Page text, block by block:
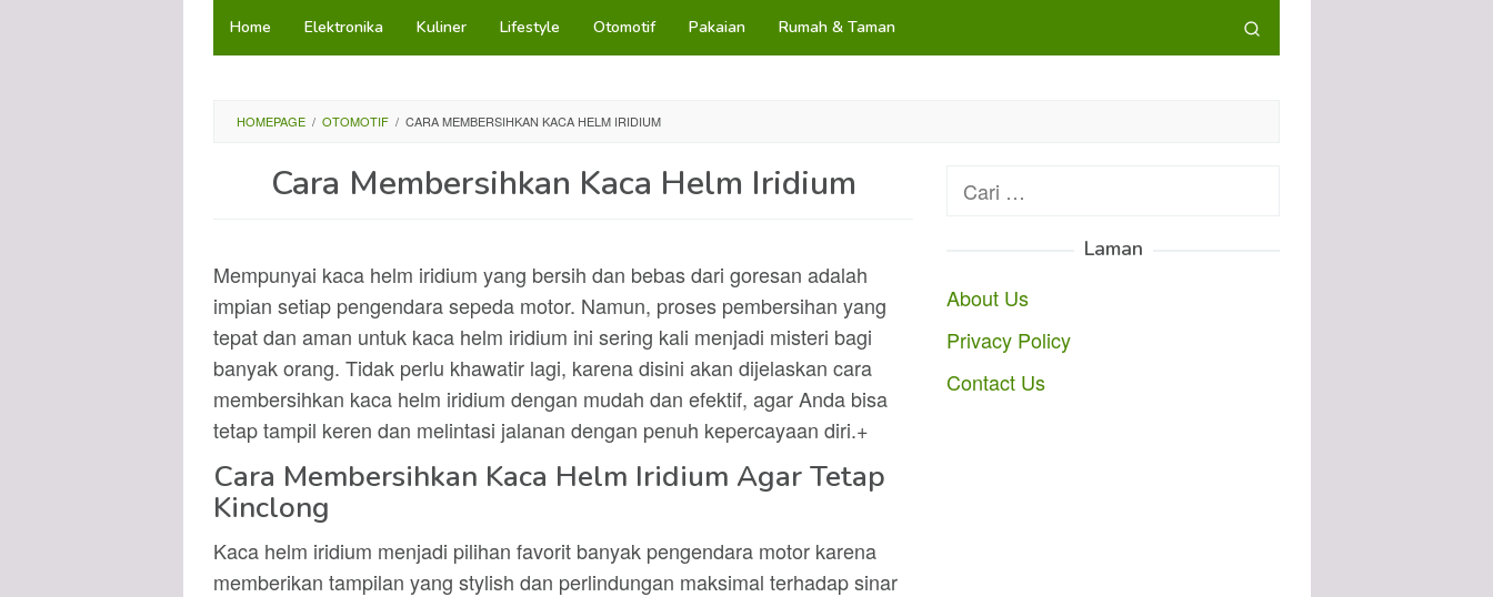
LoncatHome Elektronika Kuliner Lifestyle Otomotif Pakaian Rumah & Taman
HOMEPAGE / OTOMOTIF / CARA MEMBERSIHKAN KACA HELM IRIDIUM
Cara Membersihkan Kaca Helm Iridium
Mempunyai kaca helm iridium yang bersih dan bebas dari goresan adalah
impian setiap pengendara sepeda motor. Namun, proses pembersihan yang
tepat dan aman untuk kaca helm iridium ini sering kali menjadi misteri bagi
banyak orang. Tidak perlu khawatir lagi, karena disini akan dijelaskan cara
membersihkan kaca helm iridium dengan mudah dan efektif, agar Anda bisa
tetap tampil keren dan melintasi jalanan dengan penuh kepercayaan diri.+
Cara Membersihkan Kaca Helm Iridium Agar Tetap
Kinclong
Kaca helm iridium menjadi pilihan favorit banyak pengendara motor karena
memberikan tampilan yang stylish dan perlindungan maksimal terhadap sinar
Cari
Laman
About Us
Privacy Policy
Contact Us